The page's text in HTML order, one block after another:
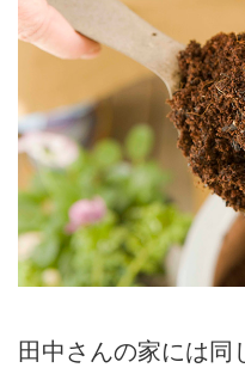
田中さんの家には同